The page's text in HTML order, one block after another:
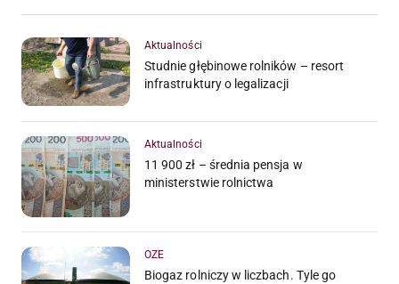
Aktualności
Studnie głębinowe rolników – resort
infrastruktury o legalizacji
Aktualności
11 900 zł – średnia pensja w
ministerstwie rolnictwa
OZE
Biogaz rolniczy w liczbach. Tyle go